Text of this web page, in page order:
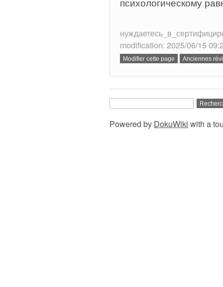
modification: 2025/06/15
Powered by DokuWiki with a